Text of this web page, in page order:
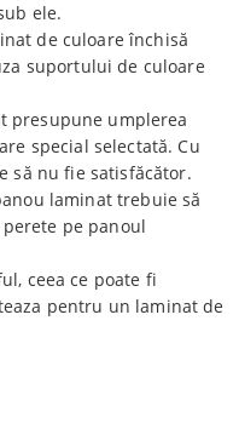
ele.
de culoare închisă
suportului de culoare
presupune umplerea
special selectată. Cu
să nu fie satisfăcător.
laminat trebuie să
pe panoul
ceea ce poate fi
pentru un laminat de